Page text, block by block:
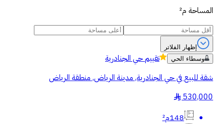
المساحة م²
إظهار الفلاتر
وسطاء الحي
تقييمحي الجنادرية
شقة للبيع في حي الجنادرية, مدينة الرياض, منطقة الرياض
530,000
§
148م²